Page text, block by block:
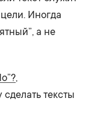
Иногда
а не
,
тексты